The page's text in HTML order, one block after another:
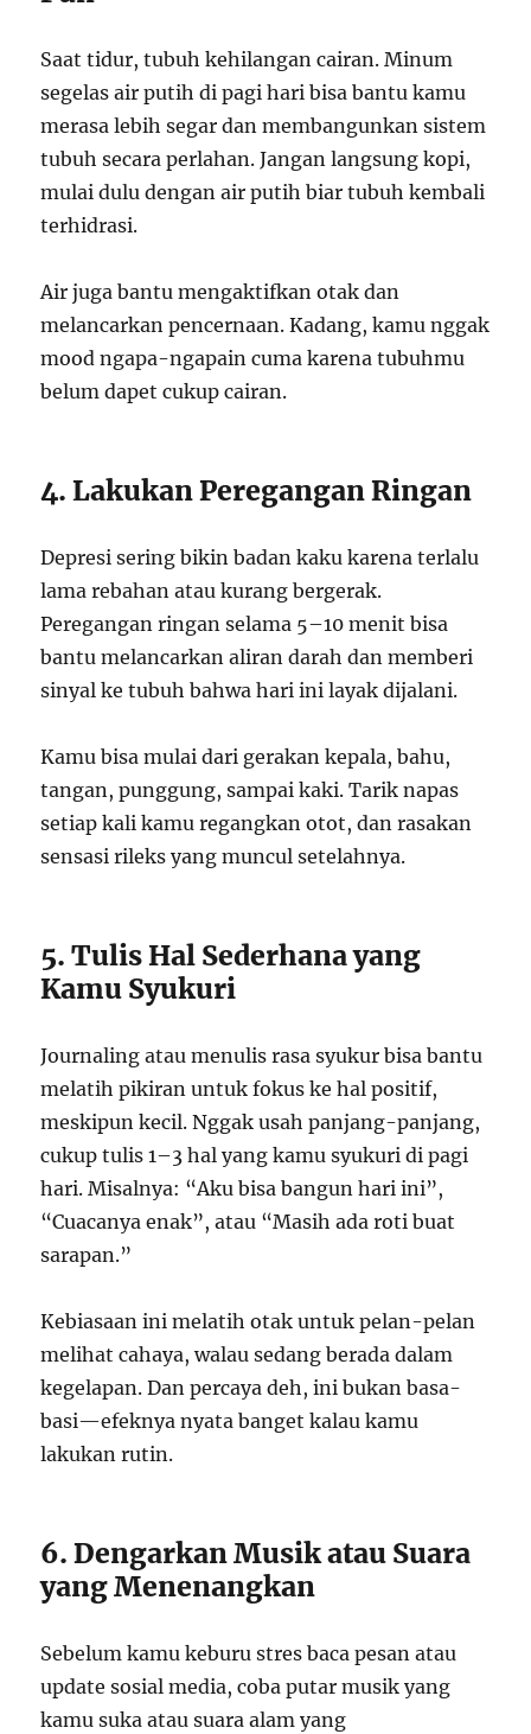
Saat tidur, tubuh kehilangan cairan. Minum
segelas air putih di pagi hari bisa bantu kamu
merasa lebih segar dan membangunkan sistem
tubuh secara perlahan. Jangan langsung kopi,
mulai dulu dengan air putih biar tubuh kembali
terhidrasi.
Air juga bantu mengaktifkan otak dan
melancarkan pencernaan. Kadang, kamu nggak
mood ngapa-ngapain cuma karena tubuhmu
belum dapet cukup cairan.
4. Lakukan Peregangan Ringan
Depresi sering bikin badan kaku karena terlalu
lama rebahan atau kurang bergerak.
Peregangan ringan selama 5–10 menit bisa
bantu melancarkan aliran darah dan memberi
sinyal ke tubuh bahwa hari ini layak dijalani.
Kamu bisa mulai dari gerakan kepala, bahu,
tangan, punggung, sampai kaki. Tarik napas
setiap kali kamu regangkan otot, dan rasakan
sensasi rileks yang muncul setelahnya.
5. Tulis Hal Sederhana yang
Kamu Syukuri
Journaling atau menulis rasa syukur bisa bantu
melatih pikiran untuk fokus ke hal positif,
meskipun kecil. Nggak usah panjang-panjang,
cukup tulis 1–3 hal yang kamu syukuri di pagi
hari. Misalnya: “Aku bisa bangun hari ini”,
“Cuacanya enak”, atau “Masih ada roti buat
sarapan.”
Kebiasaan ini melatih otak untuk pelan-pelan
melihat cahaya, walau sedang berada dalam
kegelapan. Dan percaya deh, ini bukan basa-
basi—efeknya nyata banget kalau kamu
lakukan rutin.
6. Dengarkan Musik atau Suara
yang Menenangkan
Sebelum kamu keburu stres baca pesan atau
update sosial media, coba putar musik yang
kamu suka atau suara alam yang